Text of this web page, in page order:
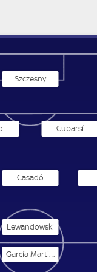
Szczesny
Cubarsí
Casadó
Lewandowski
García Martinez